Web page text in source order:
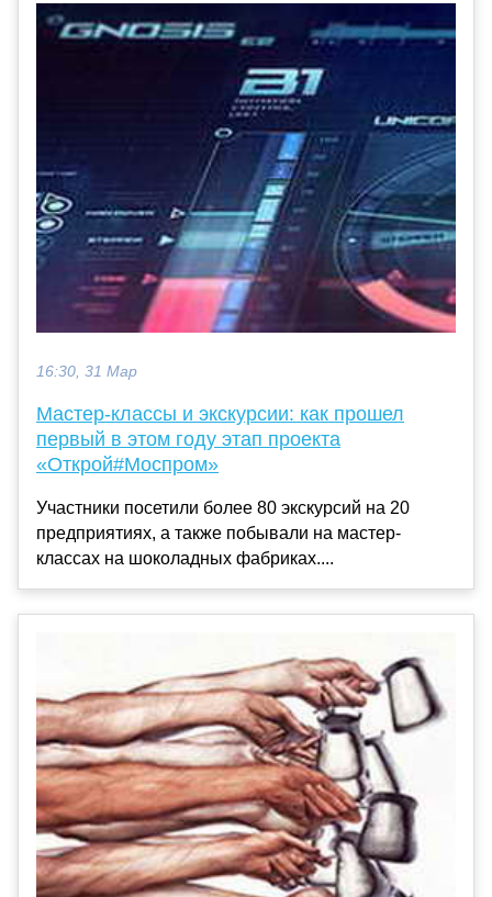
16:30, 31 Мар
Мастер-классы и экскурсии: как прошел
первый в этом году этап проекта
«Открой#Моспром»
Участники посетили более 80 экскурсий на 20
предприятиях, а также побывали на мастер-
классах на шоколадных фабриках....